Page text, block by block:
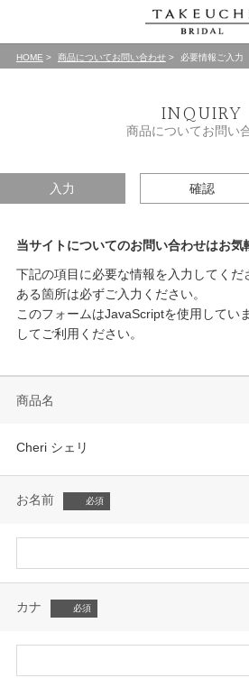
HOME 商品についてお問い合わせ 必要情報ご入力
INQUIRY
商品についてお問い
入力 確認
当サイトについてのお問い合わせはお気
下記の項目に必要な情報を入力してくだ
ある箇所は必ずご入力ください。
このフォームはJavaScriptを使用してい
してご利用ください。
商品名
Cheri シェリ
お名前
カナ